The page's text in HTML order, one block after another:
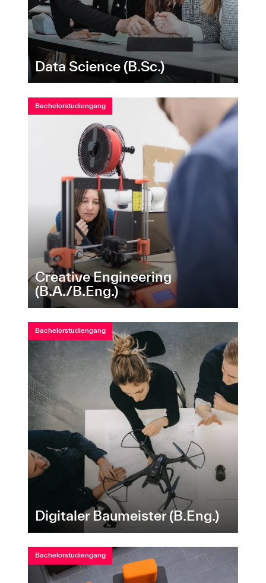
Data Science (B.Sc.)
Bachelorstudiengang
Creative Engineering
(B.A./B.Eng.)
Bachelorstudiengang
Digitaler Baumeister (B.Eng.)
Bachelorstudiengang